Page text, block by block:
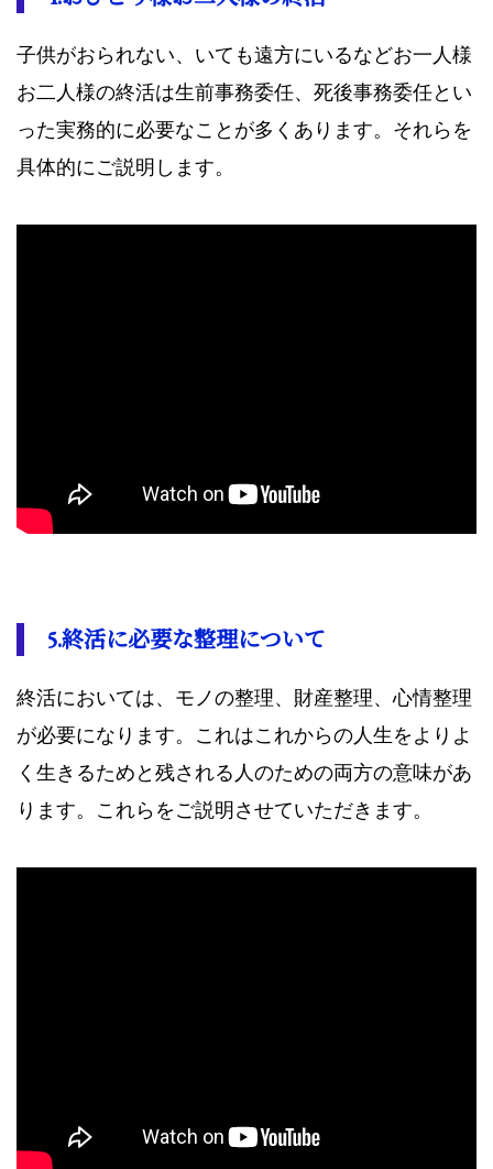
子供がおられない、いても遠方にいるなどお一人様
お二人様の終活は生前事務委任、死後事務委任とい
った実務的に必要なことが多くあります。それらを
具体的にご説明します。
5.終活に必要な整理について
終活においては、モノの整理、財産整理、心情整理
が必要になります。これはこれからの人生をよりよ
く生きるためと残される人のための両方の意味があ
ります。これらをご説明させていただきます。